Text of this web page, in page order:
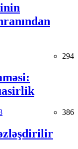
294
386